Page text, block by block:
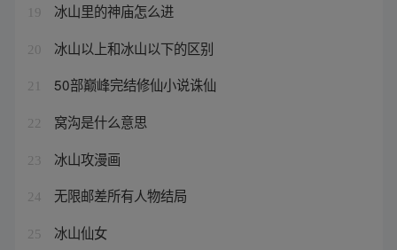
19 冰山里的神庙怎么进
20 冰山以上和冰山以下的区别
21 50部巅峰完结修仙小说诛仙
22 窝沟是什么意思
23 冰山攻漫画
24 无限邮差所有人物结局
25 冰山仙女